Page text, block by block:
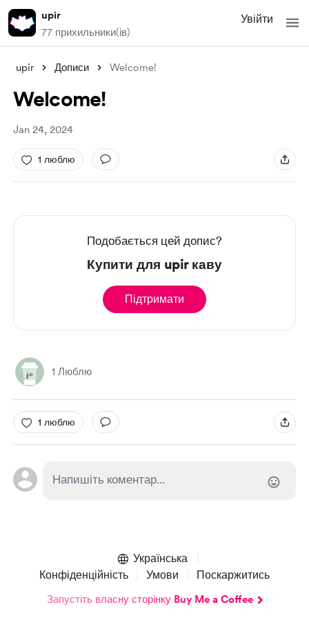
upir
77 прихильники(ів)
Увійти
upir Дописи Welcome!
Welcome!
Jan 24, 2024
1 люблю
Подобається цей допис?
Купити для upir каву
Підтримати
1 Люблю
1 люблю
Українська
Конфіденційність
Умови Поскаржитись
Запустіть власну сторінку Buy Me a Coffee